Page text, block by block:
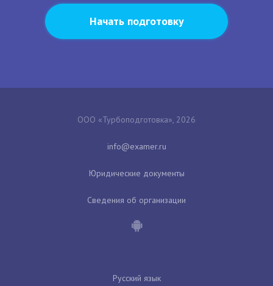
Начать подготовку
ООО «Турбоподготовка», 2026
Юридические документы
Сведения об организации
Русский язык